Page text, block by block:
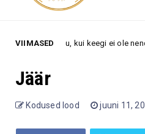
VIIMASED
kui keegi ei ole nendega päriselt
Jäär
Kodused lood juuni 11,